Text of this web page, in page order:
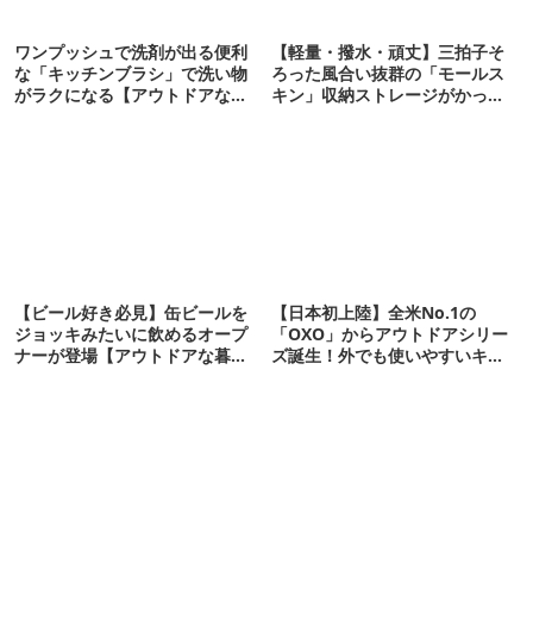
ワンプッシュで洗剤が出る便利
な「キッチンブラシ」で洗い物
がラクになる【アウトドアな暮
【軽量・撥水・頑丈】三拍子そ
ろった風合い抜群の「モールス
キン」収納ストレージがかっこ
【ビール好き必見】缶ビールを
ジョッキみたいに飲めるオープ
ナーが登場【アウトドアな暮ら
【日本初上陸】全米No.1の
「OXO」からアウトドアシリー
ズ誕生！外でも使いやすいキッ